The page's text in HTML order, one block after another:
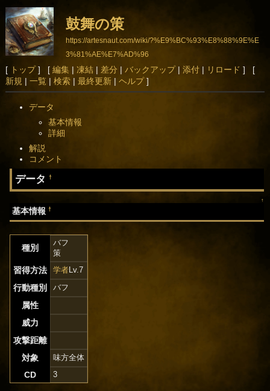
鼓舞の策
https://artesnaut.com/wiki/?%E9%BC%93%E8%88%9E%E
3%81%AE%E7%AD%96
[ トップ] [ 編集| 凍結| 差分 | バックアップ| 添付| リロード ] [
新規 | 一覧 | 検索| 最終更新| ヘルプ]
データ
基本情報
詳細
解説
コメント
データ†
↑
基本情報†
種別
バフ
策
習得方法 学者Lv.7
行動種別 バフ
属性
威力
攻撃距離
対象
味方全体
CD 3